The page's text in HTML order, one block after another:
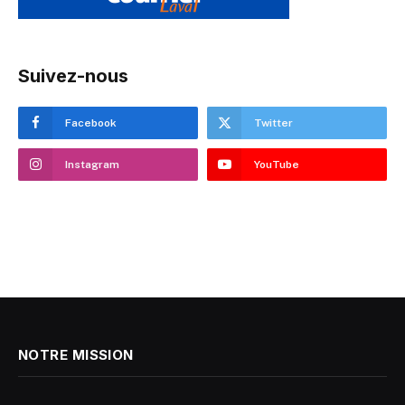
Suivez-nous
Facebook Twitter
Instagram YouTube
NOTRE MISSION